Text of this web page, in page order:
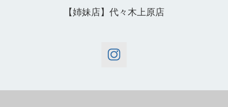
【姉妹店】代々木上原店